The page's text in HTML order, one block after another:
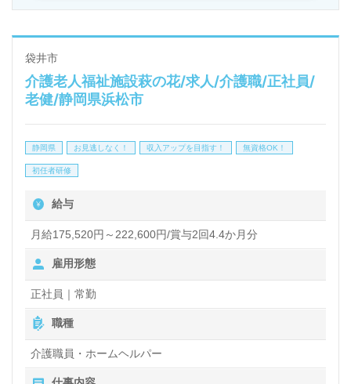
◎『自分のキャリアに目標が出来ました。ご利用者様
からのありがとうが何よりうれしいです。』等のお声
も届く事業所様！◎
看護助手や介護職経験のある方はもちろん、これから
介護職を目指される方も幅広く募集します。介護老人
職員様が活躍中！丁寧なOJT/研修制度、先輩職員様
職を通じてご利用者様のお役に立ちたい、資格/経験
を活かしたい』『転職でキャリアチェンジを実現した
い、施設形態や環境を変えて働きたい』等の方も大歓
迎です。募集詳細等、担当コンサルタントよりご案内
します。お問い合わせも遠慮なくお願いします。
医療/福祉業界の正社員/パート求人探しは【ウィルオ
袋井市
介護老人福祉施設萩の花/求人/介護職/正社員/
老健/静岡県浜松市
静岡県 お見逃しなく！ 収入アップを目指す！ 無資格OK！
初任者研修
給与
月給175,520円～222,600円/賞与2回4.4か月分
雇用形態
正社員｜常勤
職種
介護職員・ホームヘルパー